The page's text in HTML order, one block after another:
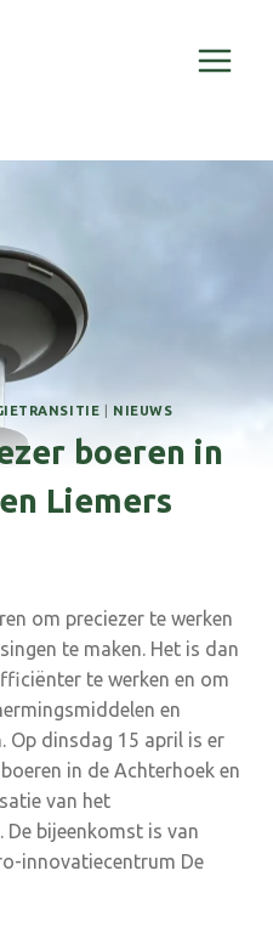
NIEUWS
boeren in
Liemers
om preciezer te werken
te maken. Het is dan
te werken en om
en
Op dinsdag 15 april is er
in de Achterhoek en
van het
De bijeenkomst is van
innovatiecentrum De